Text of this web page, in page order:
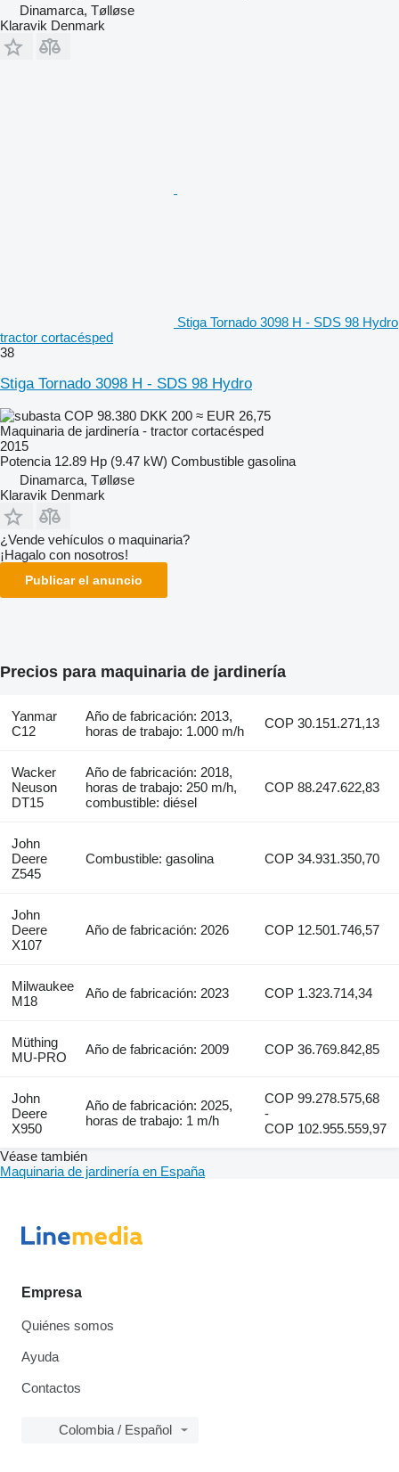
Dinamarca, Tølløse
Klaravik Denmark
Stiga Tornado 3098 H - SDS 98 Hydro
tractor cortacésped
38
Stiga Tornado 3098 H - SDS 98 Hydro
COP 98.380 DKK 200 ≈ EUR 26,75
Maquinaria de jardinería - tractor cortacésped
2015
Potencia 12.89 Hp (9.47 kW) Combustible gasolina
Dinamarca, Tølløse
Klaravik Denmark
¿Vende vehículos o maquinaria?
¡Hagalo con nosotros!
Publicar el anuncio
Precios para maquinaria de jardinería
Yanmar
C12
Año de fabricación: 2013,
horas de trabajo: 1.000 m/h
COP 30.151.271,13
Wacker
Neuson
DT15
Año de fabricación: 2018,
horas de trabajo: 250 m/h,
combustible: diésel
COP 88.247.622,83
John
Deere
Z545
Combustible: gasolina COP 34.931.350,70
John
Deere
X107
Año de fabricación: 2026 COP 12.501.746,57
Milwaukee
M18
Año de fabricación: 2023 COP 1.323.714,34
Müthing
MU-PRO
Año de fabricación: 2009 COP 36.769.842,85
John
Deere
X950
Año de fabricación: 2025,
horas de trabajo: 1 m/h
COP 99.278.575,68
-
COP 102.955.559,97
Véase también
Maquinaria de jardinería en España
Empresa
Quiénes somos
Ayuda
Contactos
Colombia / Español